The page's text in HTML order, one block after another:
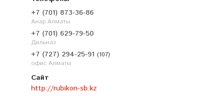
+7 (701) 873-36-86
Анар Алматы
+7 (701) 629-79-50
Дильназ
+7 (727) 294-25-91
107
офис Алматы
http://rubikon-sb.kz